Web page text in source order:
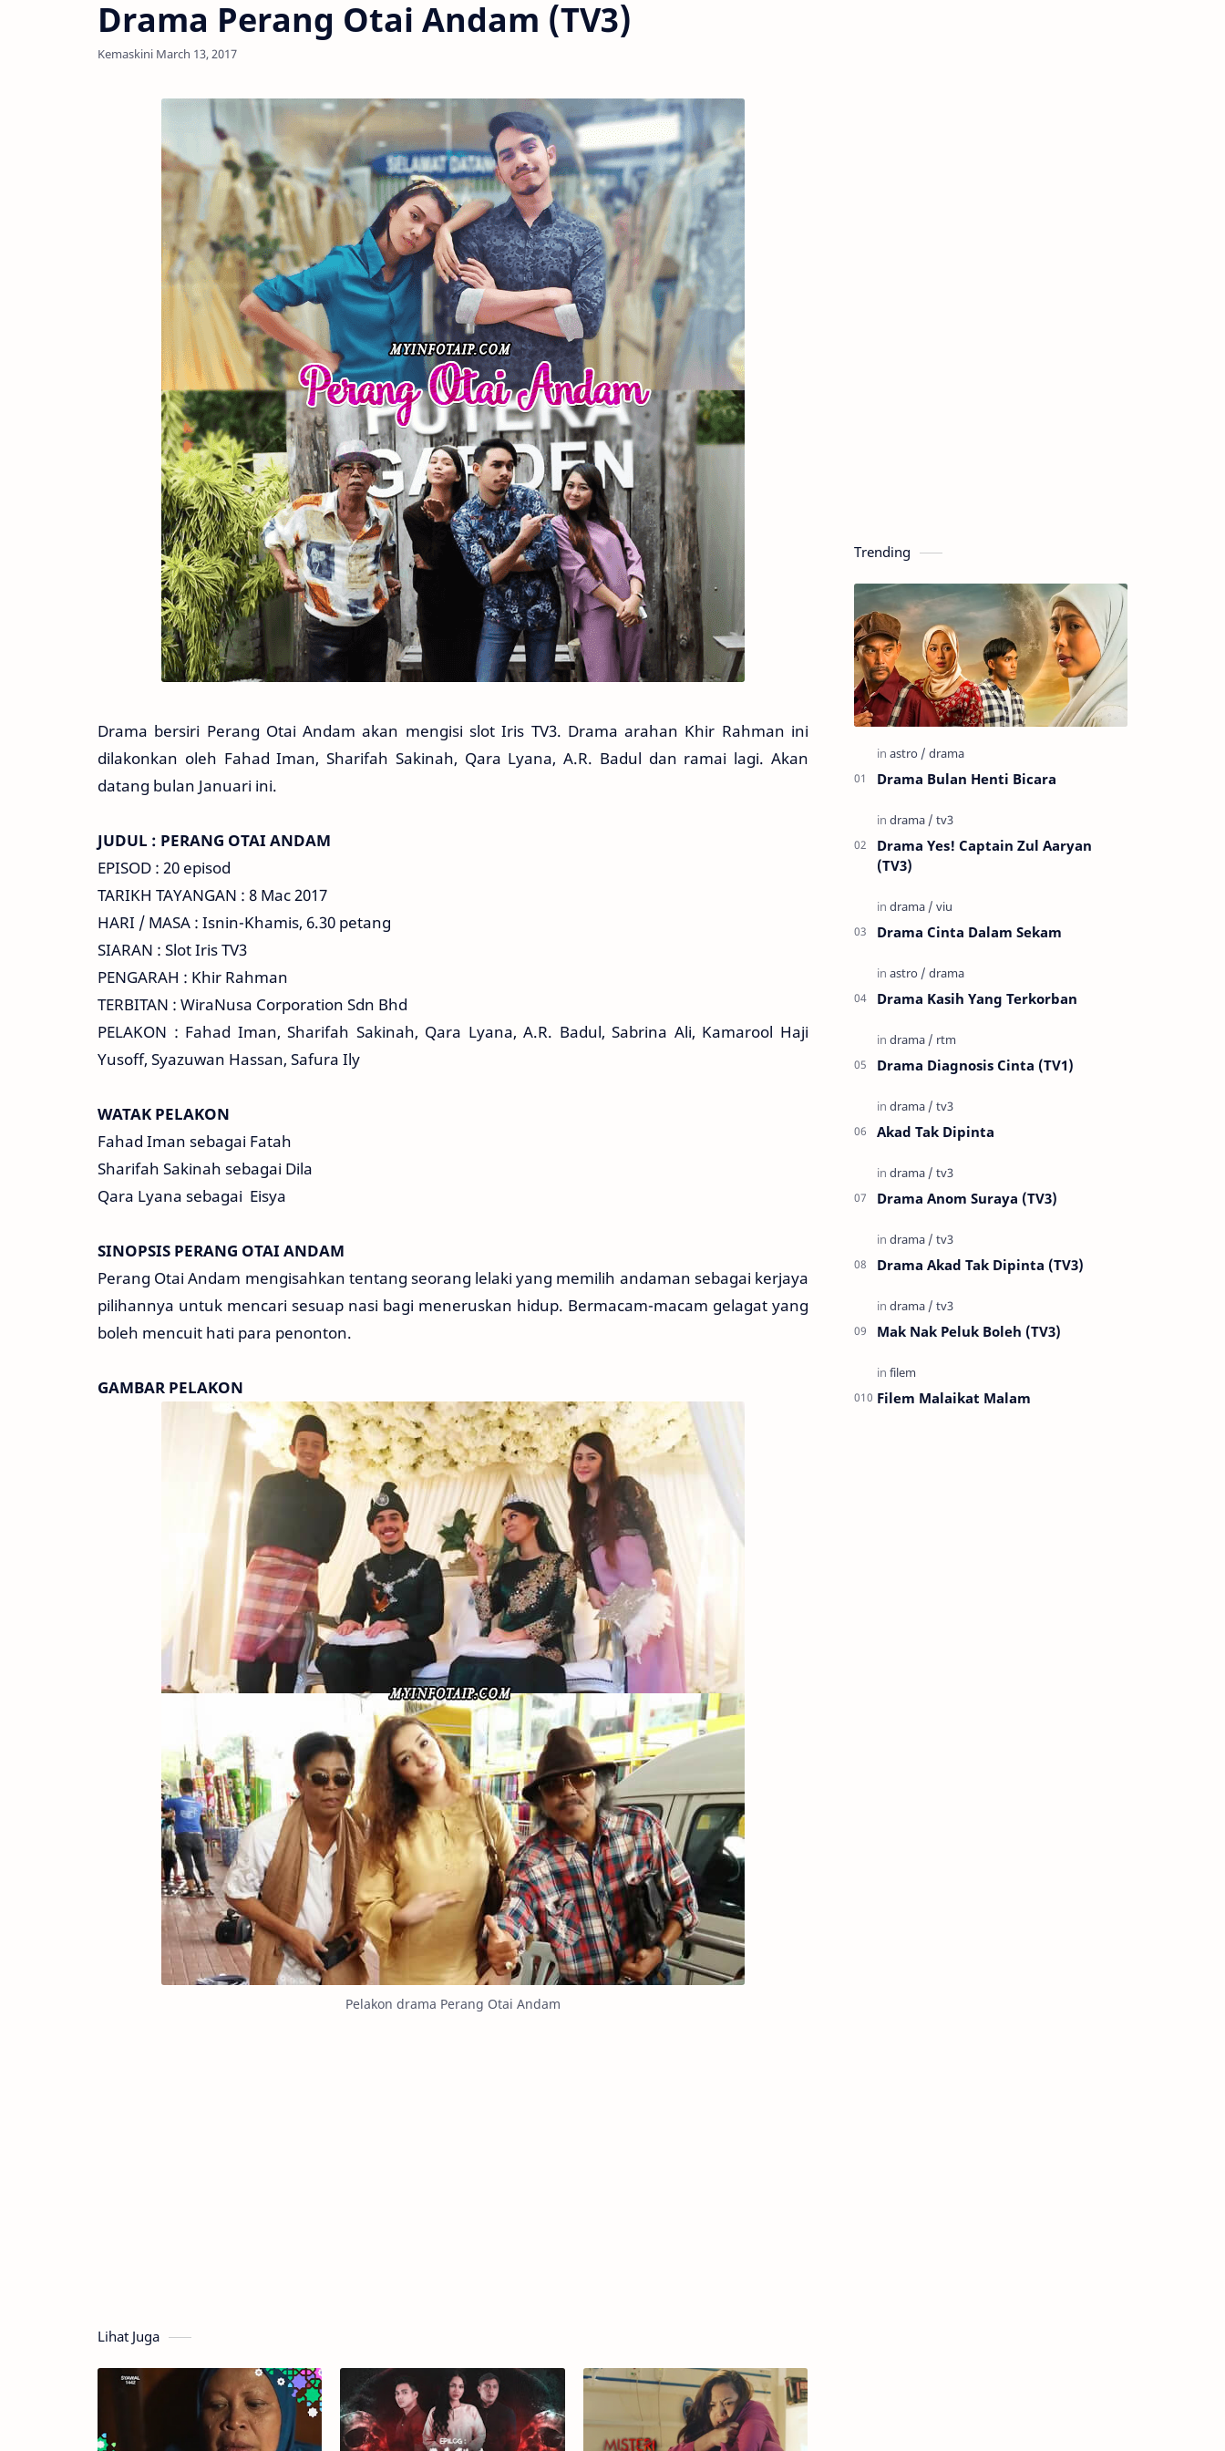
Drama Perang Otai Andam (TV3)
Drama bersiri Perang Otai Andam akan mengisi slot Iris TV3. Drama arahan Khir Rahman ini
dilakonkan oleh Fahad Iman, Sharifah Sakinah, Qara Lyana, A.R. Badul dan ramai lagi. Akan
datang bulan Januari ini.
JUDUL : PERANG OTAI ANDAM
EPISOD : 20 episod
TARIKH TAYANGAN : 8 Mac 2017
HARI / MASA : Isnin-Khamis, 6.30 petang
SIARAN : Slot Iris TV3
PENGARAH : Khir Rahman
TERBITAN : WiraNusa Corporation Sdn Bhd
PELAKON : Fahad Iman, Sharifah Sakinah, Qara Lyana, A.R. Badul, Sabrina Ali, Kamarool Haji
Yusoff, Syazuwan Hassan, Safura Ily
WATAK PELAKON
Fahad Iman sebagai Fatah
Sharifah Sakinah sebagai Dila
Qara Lyana sebagai Eisya
SINOPSIS PERANG OTAI ANDAM
Perang Otai Andam mengisahkan tentang seorang lelaki yang memilih andaman sebagai kerjaya
pilihannya untuk mencari sesuap nasi bagi meneruskan hidup. Bermacam-macam gelagat yang
boleh mencuit hati para penonton.
GAMBAR PELAKON
Pelakon drama Perang Otai Andam
Lihat Juga
Trending
Drama Bulan Henti Bicara
Drama Yes! Captain Zul Aaryan
(TV3)
Drama Cinta Dalam Sekam
Drama Kasih Yang Terkorban
Drama Diagnosis Cinta (TV1)
Akad Tak Dipinta
Drama Anom Suraya (TV3)
Drama Akad Tak Dipinta (TV3)
Mak Nak Peluk Boleh (TV3)
Filem Malaikat Malam